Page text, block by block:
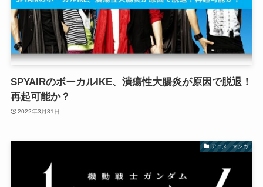
SPYAIRのボーカルIKE、潰瘍性大腸炎が原因で脱退！
再起可能か？
2022年3月31日
アニメ・マンガ